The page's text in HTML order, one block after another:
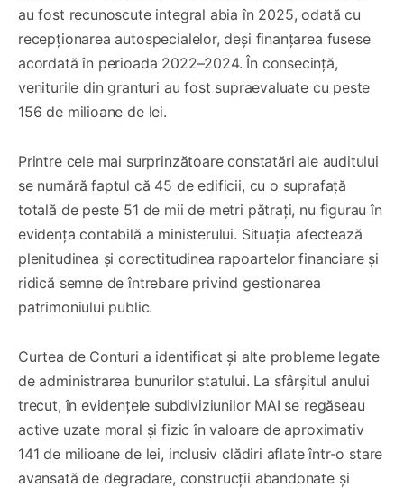
au fost recunoscute integral abia în 2025, odată cu
recepționarea autospecialelor, deși finanțarea fusese
acordată în perioada 2022–2024. În consecință,
veniturile din granturi au fost supraevaluate cu peste
156 de milioane de lei.
Printre cele mai surprinzătoare constatări ale auditului
se numără faptul că 45 de edificii, cu o suprafață
totală de peste 51 de mii de metri pătrați, nu figurau în
evidența contabilă a ministerului. Situația afectează
plenitudinea și corectitudinea rapoartelor financiare și
ridică semne de întrebare privind gestionarea
patrimoniului public.
Curtea de Conturi a identificat și alte probleme legate
de administrarea bunurilor statului. La sfârșitul anului
trecut, în evidențele subdiviziunilor MAI se regăseau
active uzate moral și fizic în valoare de aproximativ
141 de milioane de lei, inclusiv clădiri aflate într-o stare
avansată de degradare, construcții abandonate și